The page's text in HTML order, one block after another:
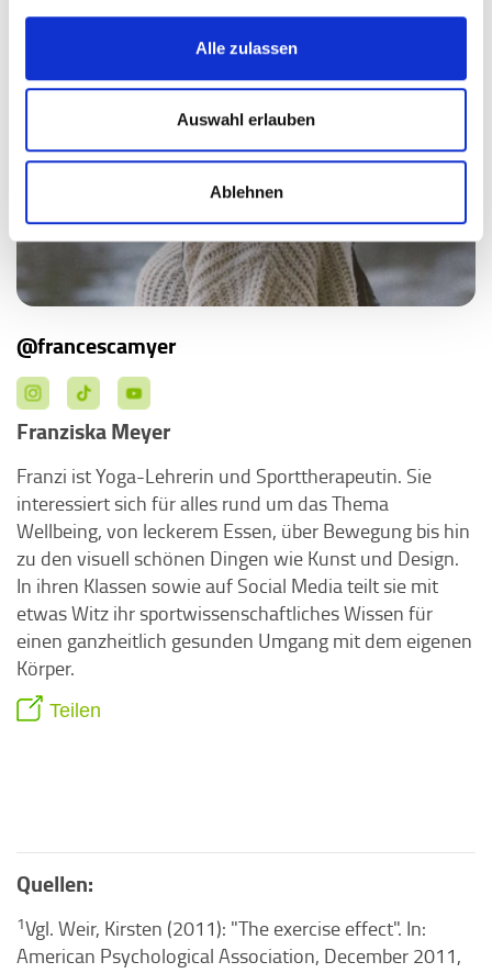
Alle zulassen
Auswahl erlauben
Ablehnen
@francescamyer
Franziska Meyer
Franzi ist Yoga-Lehrerin und Sporttherapeutin. Sie
interessiert sich für alles rund um das Thema
Wellbeing, von leckerem Essen, über Bewegung bis hin
zu den visuell schönen Dingen wie Kunst und Design.
In ihren Klassen sowie auf Social Media teilt sie mit
etwas Witz ihr sportwissenschaftliches Wissen für
einen ganzheitlich gesunden Umgang mit dem eigenen
Körper.
Teilen
Quellen:
1Vgl. Weir, Kirsten (2011): "The exercise effect". In:
American Psychological Association, December 2011,